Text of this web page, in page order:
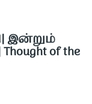
இன்றும்
of the